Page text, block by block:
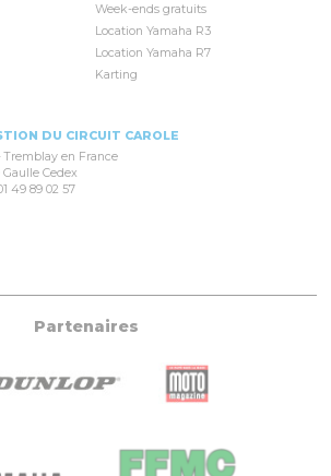
Week-ends gratuits
Location Yamaha R3
Location Yamaha R7
Karting
DU CIRCUIT CAROLE
en France
Cedex
49 89 02 57
Partenaires